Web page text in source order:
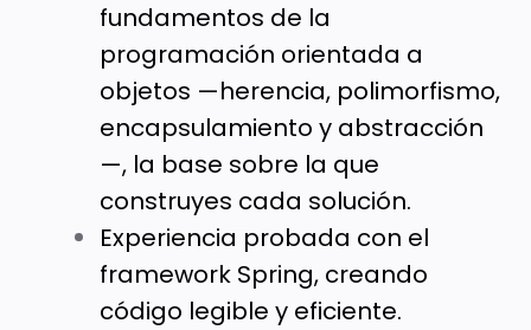
fundamentos de la
programación orientada a
objetos —herencia, polimorfismo,
encapsulamiento y abstracción
—, la base sobre la que
construyes cada solución.
Experiencia probada con el
framework Spring, creando
código legible y eficiente.